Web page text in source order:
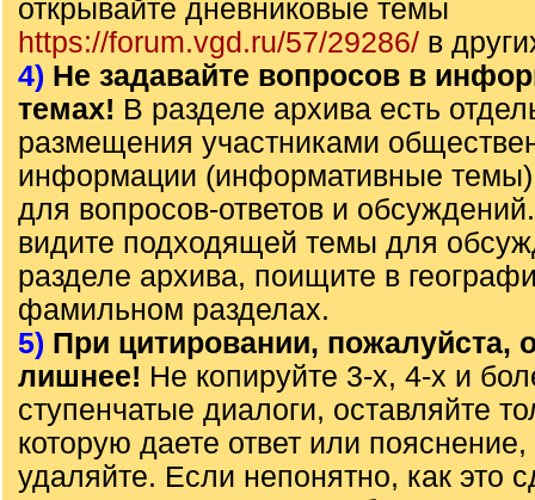
открывайте дневниковые темы
https://forum.vgd.ru/57/29286/ в
4) Не задавайте вопросов в
темах! В разделе архива есть
размещения участниками
информации (информативные
для вопросов-ответов и
видите подходящей темы для
разделе архива, поищите в
фамильном разделах.
5) При цитировании, пожалуйста,
лишнее! Не копируйте 3-х, 4-х и
ступенчатые диалоги, оставляйте
которую даете ответ или
удаляйте. Если непонятно, как это